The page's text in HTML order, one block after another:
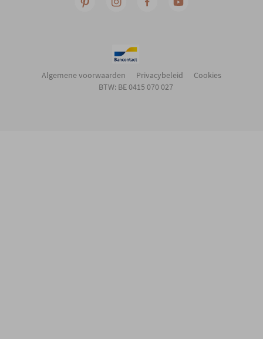
Algemene voorwaarden Privacybeleid
Cookies
BTW: BE 0415 070 027